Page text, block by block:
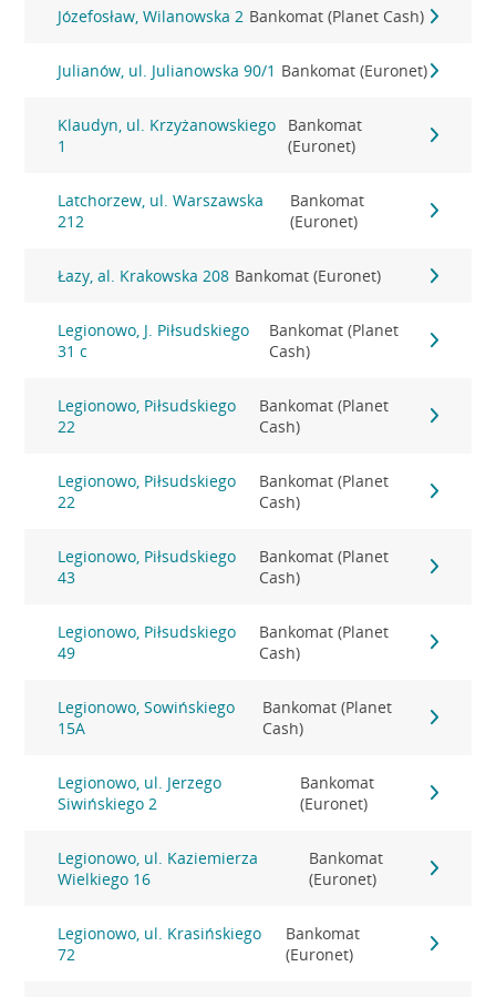
Józefosław, Wilanowska 2 Bankomat (Planet Cash)
Julianów, ul. Julianowska 90/1 Bankomat (Euronet)
Klaudyn, ul. Krzyżanowskiego
1
Bankomat
(Euronet)
Latchorzew, ul. Warszawska
212
Bankomat
(Euronet)
Łazy, al. Krakowska 208 Bankomat (Euronet)
Legionowo, J. Piłsudskiego
31 c
Bankomat (Planet
Cash)
Legionowo, Piłsudskiego
22
Bankomat (Planet
Cash)
Legionowo, Piłsudskiego
22
Bankomat (Planet
Cash)
Legionowo, Piłsudskiego
43
Bankomat (Planet
Cash)
Legionowo, Piłsudskiego
49
Bankomat (Planet
Cash)
Legionowo, Sowińskiego
15A
Bankomat (Planet
Cash)
Legionowo, ul. Jerzego
Siwińskiego 2
Bankomat
(Euronet)
Legionowo, ul. Kaziemierza
Wielkiego 16
Bankomat
(Euronet)
Legionowo, ul. Krasińskiego
72
Bankomat
(Euronet)